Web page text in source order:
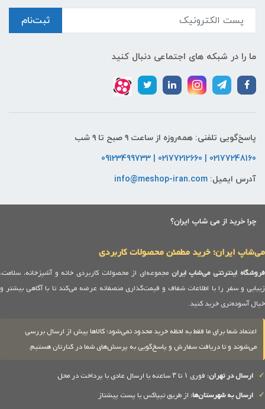
ثبت‌نام
ما را در شبکه های اجتماعی دنبال کنید
پاسخ‌گویی تلفنی: همه‌روزه از ساعت ۹ صبح تا ۹ شب
02177248160 | 02177212660 | 09123499733
آدرس ایمیل: info@meshop-iran.com
چرا خرید از می شاپ ایران؟
می‌شاپ ایران؛ خرید مطمئن محصولات کاربردی
فروشگاه اینترنتی می‌شاپ ایران مجموعه‌ای از محصولات کاربردی خانه و آشپزخانه، سلامت،
زیبایی و سفر را با اطلاعات شفاف و قیمت‌گذاری منصفانه عرضه می‌کند تا با آگاهی بیشتر و
خیال آسوده‌تری خرید کنید.
اعتماد شما برای ما فقط به لحظه خرید محدود نمی‌شود؛ کالاها پیش از ارسال بررسی
می‌شوند و تا دریافت سفارش و پاسخ‌گویی به پرسش‌های شما در کنارتان هستیم.
✓ ارسال در تهران: فوری ۱ تا ۳ ساعته یا ارسال عادی با پرداخت در محل
✓ ارسال به شهرستان‌ها: از طریق تیپاکس یا پست پیشتاز